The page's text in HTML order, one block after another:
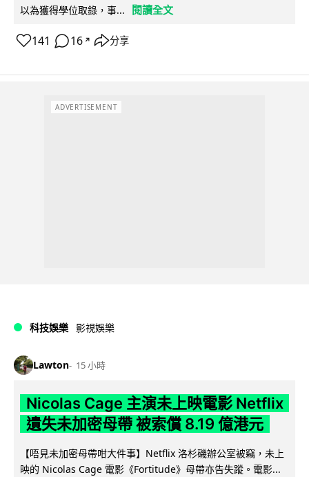
以為獲得學位取錄，事... 閱讀全文
141 16 ↗ 分享
ADVERTISEMENT
科技娛樂 影視娛樂
Lawton 15 小時
Nicolas Cage 主演未上映電影 Netflix
遺失未加密母帶 被索償 8.19 億港元
【唔見未加密母帶咁大件事】Netflix 洛杉磯辦公室被竊，未上
映的 Nicolas Cage 電影《Fortitude》母帶亦告失蹤。電影...